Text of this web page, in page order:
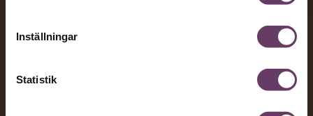
Inställningar
Statistik